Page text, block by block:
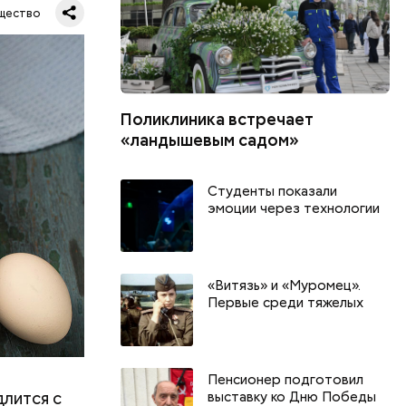
с
Поликлиника встречает
«ландышевым садом»
Студенты показали
эмоции через технологии
«Витязь» и «Муромец».
Первые среди тяжелых
Пенсионер подготовил
выставку ко Дню Победы